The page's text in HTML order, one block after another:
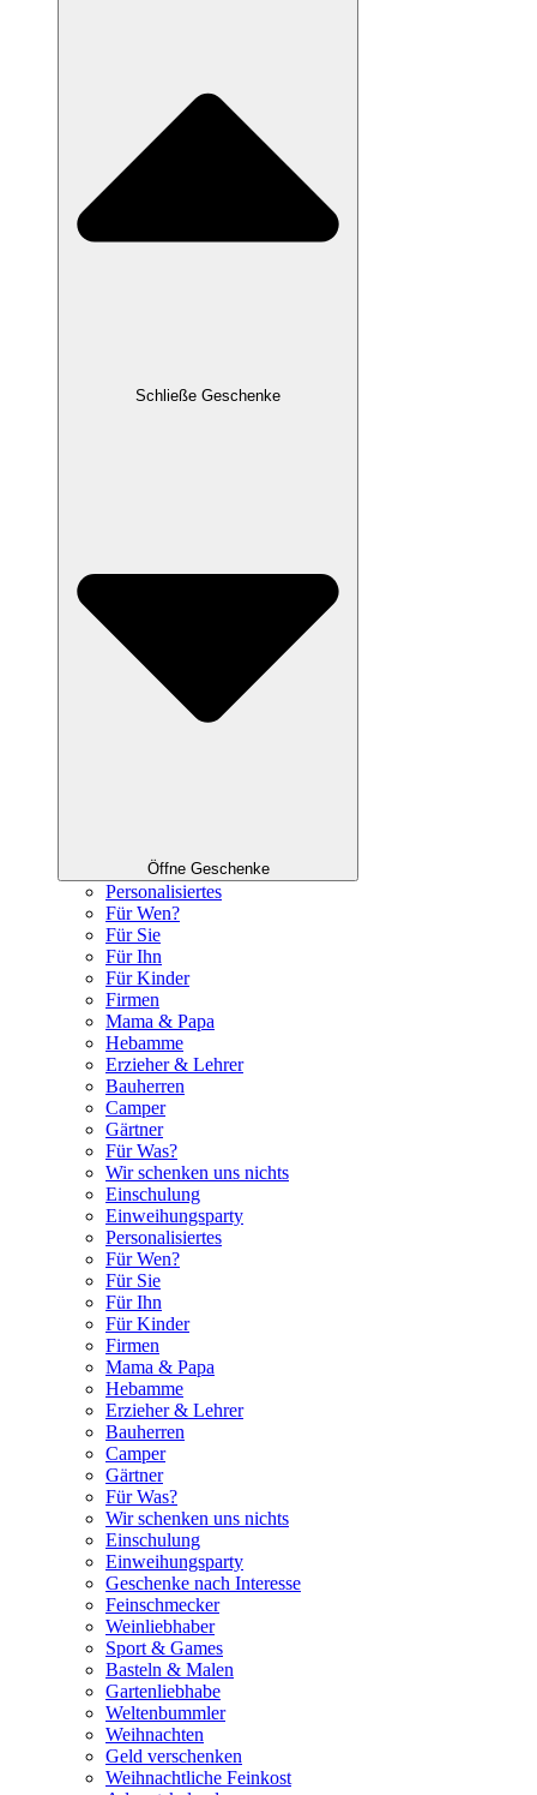
Schließe Geschenke
Öffne Geschenke
Personalisiertes
Für Wen?
Für Sie
Für Ihn
Für Kinder
Firmen
Mama & Papa
Hebamme
Erzieher & Lehrer
Bauherren
Camper
Gärtner
Für Was?
Wir schenken uns nichts
Einschulung
Einweihungsparty
Personalisiertes
Für Wen?
Für Sie
Für Ihn
Für Kinder
Firmen
Mama & Papa
Hebamme
Erzieher & Lehrer
Bauherren
Camper
Gärtner
Für Was?
Wir schenken uns nichts
Einschulung
Einweihungsparty
Geschenke nach Interesse
Feinschmecker
Weinliebhaber
Sport & Games
Basteln & Malen
Gartenliebhabe
Weltenbummler
Weihnachten
Geld verschenken
Weihnachtliche Feinkost